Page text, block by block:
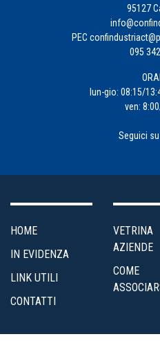
Internazionalizzazione
Marketing
e
Servizi
Soci
95127
PEC
095
lun-gio: 08:15/
ven:
Seguici su
HOME
IN EVIDENZA
LINK UTILI
CONTATTI
VETRINA
AZIENDE
COME